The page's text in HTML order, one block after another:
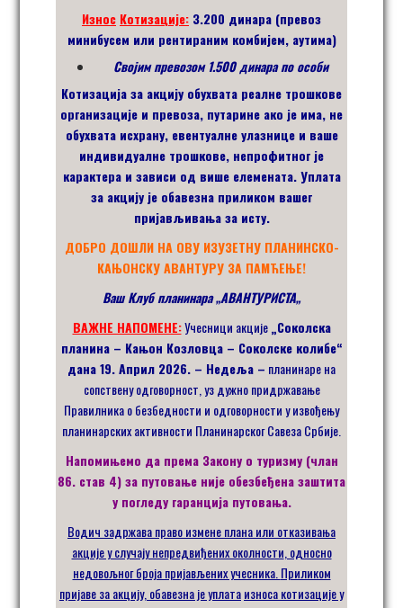
Износ Котизације: 3.200 динара (превоз
минибусем или рентираним комбијем, аутима)
Својим превозом 1.500 динара по особи
Котизација за акцију обухвата реалне трошкове
организације и превоза, путарине ако је има, не
обухвата исхрану, евентуалне улазнице и ваше
индивидуалне трошкове, непрофитног је
карактера и зависи од више елемената. Уплата
за акцију је обавезна приликом вашег
пријављивања за исту.
ДОБРО ДОШЛИ НА ОВУ ИЗУЗЕТНУ ПЛАНИНСКО-
КАЊОНСКУ АВАНТУРУ ЗА ПАМЋЕЊЕ!
Ваш Клуб планинара„АВАНТУРИСТА„
ВАЖНЕ НАПОМЕНЕ:Учесници акције„Соколска
планина – Кањон Козловца – Соколске колибе“
дана 19. Април 2026. – Недеља – планинаре на
сопствену одговорност, уз дужно придржавање
Правилника о безбедности и одговорности у извођењу
планинарских активности Планинарског Савеза Србије.
Напомињемо да према Закону о туризму (члан
86. став 4) за путовање није обезбеђена заштита
у погледу гаранција путовања.
Водич задржава право измене плана или отказивања
акције у случају непредвиђених околности , односно
недовољног броја пријављених учесника. Приликом
пријавеза акцију, обавезна јеуплатаизноса котизације у